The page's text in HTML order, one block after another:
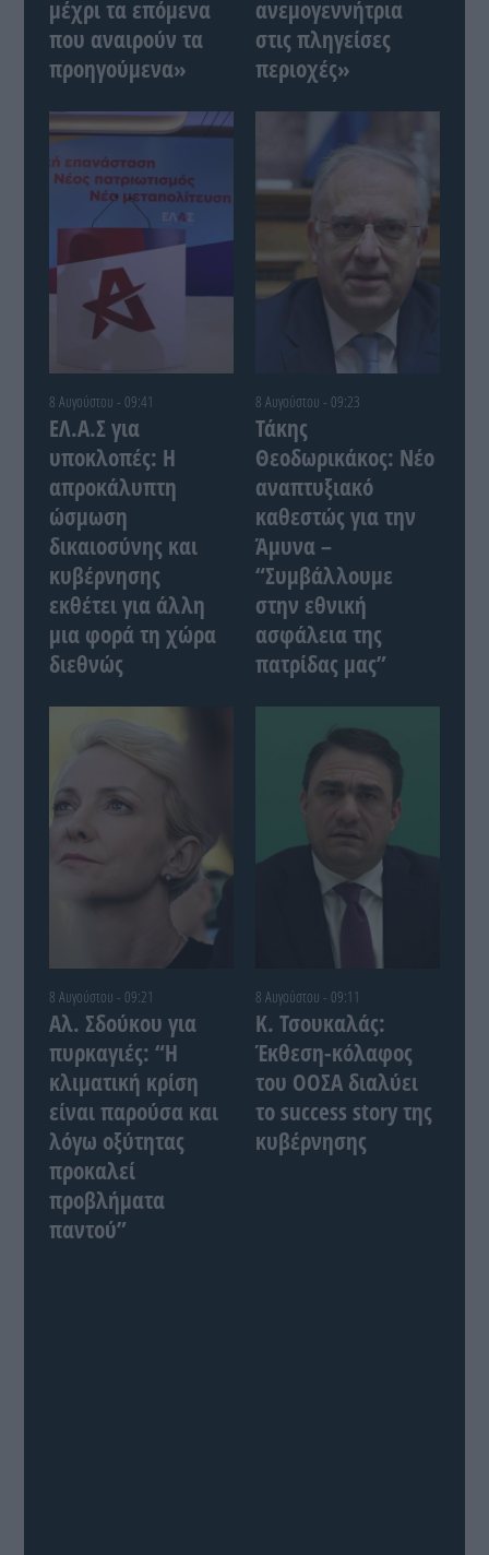
μέχρι τα επόμενα
που αναιρούν τα
προηγούμενα»
ανεμογεννήτρια
στις πληγείσες
περιοχές»
8 Αυγούστου - 09:41
ΕΛ.Α.Σ για
υποκλοπές: Η
απροκάλυπτη
ώσμωση
δικαιοσύνης και
κυβέρνησης
εκθέτει για άλλη
μια φορά τη χώρα
διεθνώς
8 Αυγούστου - 09:23
Τάκης
Θεοδωρικάκος: Νέο
αναπτυξιακό
καθεστώς για την
Άμυνα –
“Συμβάλλουμε
στην εθνική
ασφάλεια της
πατρίδας μας”
8 Αυγούστου - 09:21
Αλ. Σδούκου για
πυρκαγιές: “Η
κλιματική κρίση
είναι παρούσα και
λόγω οξύτητας
προκαλεί
προβλήματα
παντού”
8 Αυγούστου - 09:11
Κ. Τσουκαλάς:
Έκθεση-κόλαφος
του ΟΟΣΑ διαλύει
το success story της
κυβέρνησης